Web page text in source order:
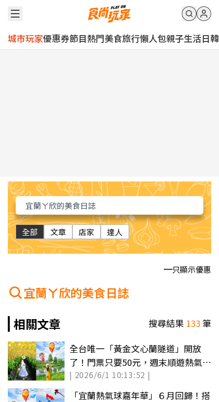
城市玩家優惠券節目熱門美食旅行懶人包親子生活日韓
全部 文章 店家 達人
只顯示優惠
宜蘭ㄚ欣的美食日誌
相關文章
搜尋結果 133筆
全台唯一「黃金文心蘭隧道」開放
了！門票只要50元，週末順遊熱氣球
嘉年華
| 2026/6/1 10:13:52 |
「宜蘭熱氣球嘉年華」６月回歸！搭